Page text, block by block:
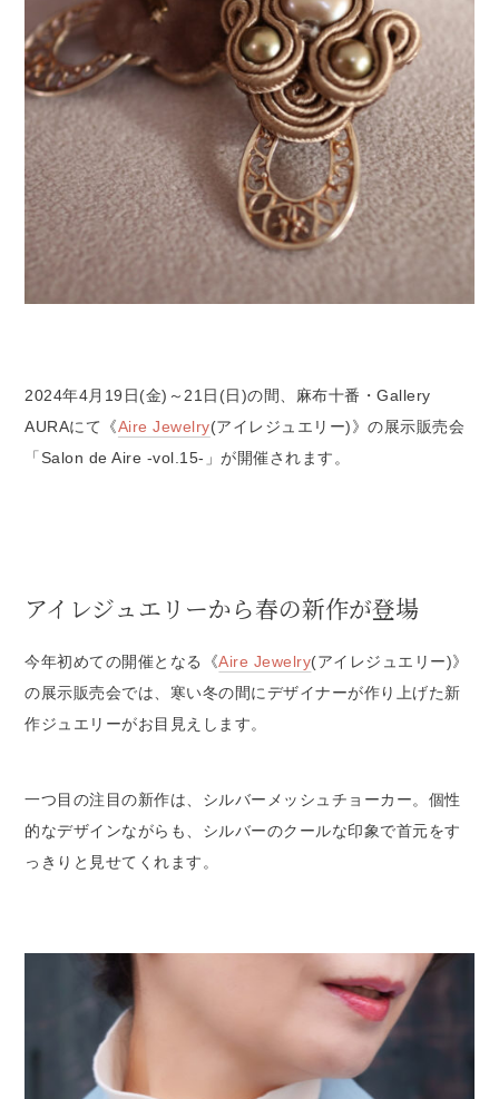
2024年4月19日(金)～21日(日)の間、麻布十番・Gallery
AURAにて《Aire Jewelry(アイレジュエリー)》の展示販売会
「Salon de Aire -vol.15-」が開催されます。
アイレジュエリーから春の新作が登場
今年初めての開催となる《Aire Jewelry(アイレジュエリー)》
の展示販売会では、寒い冬の間にデザイナーが作り上げた新
作ジュエリーがお目見えします。
一つ目の注目の新作は、シルバーメッシュチョーカー。個性
的なデザインながらも、シルバーのクールな印象で首元をす
っきりと見せてくれます。